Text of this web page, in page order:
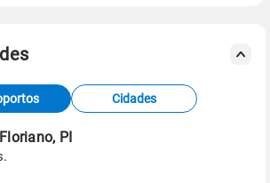
de estações
e satélite do Centro de Previsão
Climáticos (CPTEC).
informações sobre os dados
Cidades
PI